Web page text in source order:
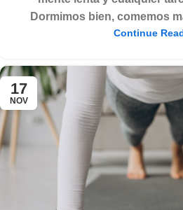
Dormimos bien, comemos
Continue
17
NOV